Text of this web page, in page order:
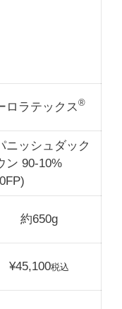
ロラテックス®
ニッシュダック
ン 90-10%
約650g
¥45,100税込